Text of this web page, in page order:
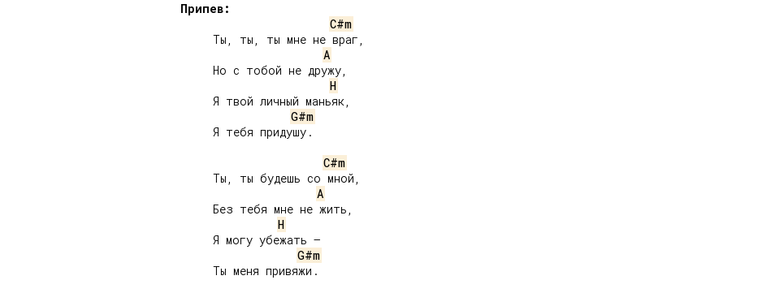
Припев:
C#m
     Ты, ты, ты мне не враг,
A
     Но с тобой не дружу,
H
     Я твой личный маньяк,
G#m
     Я тебя придушу.
C#m
     Ты, ты будешь со мной,
A
     Без тебя мне не жить,
H
     Я могу убежать –
G#m
     Ты меня привяжи.